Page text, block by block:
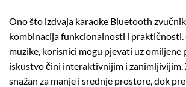
Ono što izdvaja karaoke Bluetooth
kombinacija funkcionalnosti i praktičnosti.
muzike, korisnici mogu pjevati uz omiljene
iskustvo čini interaktivnijim i zanimljivijim.
snažan za manje i srednje prostore, dok